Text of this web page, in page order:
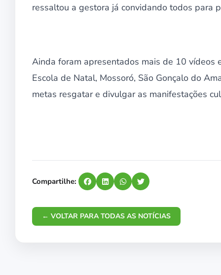
ressaltou a gestora já convidando todos para
Ainda foram apresentados mais de 10 vídeos
Escola de Natal, Mossoró, São Gonçalo do
metas resgatar e divulgar as manifestações
Compartilhe:
← VOLTAR PARA TODAS AS NOTÍCIAS